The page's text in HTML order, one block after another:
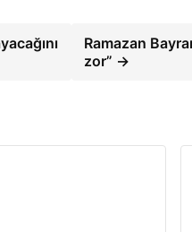
Ramazan
zor” →